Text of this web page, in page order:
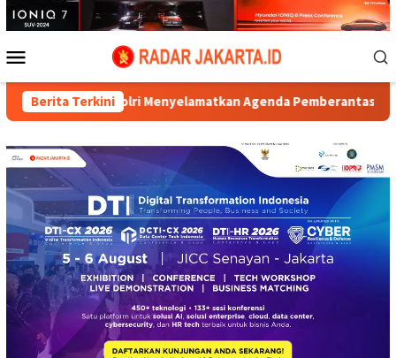
Loncat
ke
Mobile
Berita Terkini
Polri Menyelamatkan Agenda Pemberantasan Korupsi